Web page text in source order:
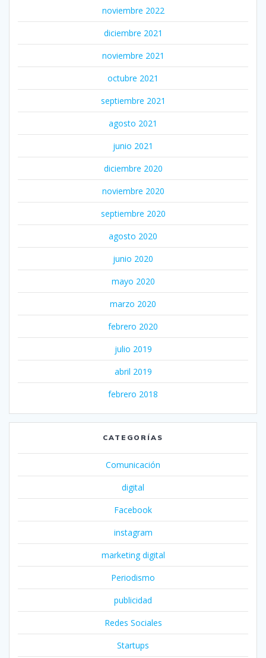
noviembre 2022
diciembre 2021
noviembre 2021
octubre 2021
septiembre 2021
agosto 2021
junio 2021
diciembre 2020
noviembre 2020
septiembre 2020
agosto 2020
junio 2020
mayo 2020
marzo 2020
febrero 2020
julio 2019
abril 2019
febrero 2018
CATEGORÍAS
Comunicación
digital
Facebook
instagram
marketing digital
Periodismo
publicidad
Redes Sociales
Startups